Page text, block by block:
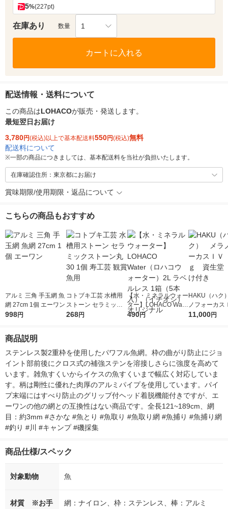
5%(227pt)
在庫あり 数量 1
カートに入れる
配送情報・送料について
この商品はLOHACOが販売・発送します。
最短翌日お届け
3,780円(税込)以上で基本配送料550円(税込)無料
配送料について
※一部の商品につきましては、基本配送料を当社が負担いたします。
在庫確認住所：東京都にお届け
賞味期限/使用期限・返品について
こちらの商品もおすすめ
アルミ 三角 手玉網 魚
網 27cm 1個 エーワン
998円
コトブキ工芸 水槽用
ストーン セラミック
ストーン丸30 1個 寿
268円
【水・ミネラルウォー
ター】LOHACO Wate
r（ロハコウォータ
490円
HAKU（ハ
ノフォーカ
5ｇ 資生堂
11,000円
商品説明
ステンレス製2重枠を使用したパワフル魚網。枠の曲がり防止にジョ
イント部前後にクロス式の補強ステンを溶接しさらに強度を高めて
います。雑魚すくいからイケスの魚すくいまで幅広く対応していま
す。柄は剛性に優れた肉厚のアルミパイプを使用しています。パイ
プ末端にはすべり防止のグリップ付ヘッド着脱機能付きですが、エ
ーワンの他の網との互換性はない商品です。全長121~189cm、網
目：約3mm #さかな #魚とり #魚取り #魚取り網 #魚捕り #魚捕り網
#釣り #川 #キャンプ #磯採集
商品仕様/スペック
対象動物 魚
材質 ※お手 網：ナイロン、枠：ステンレス、棒：アルミ